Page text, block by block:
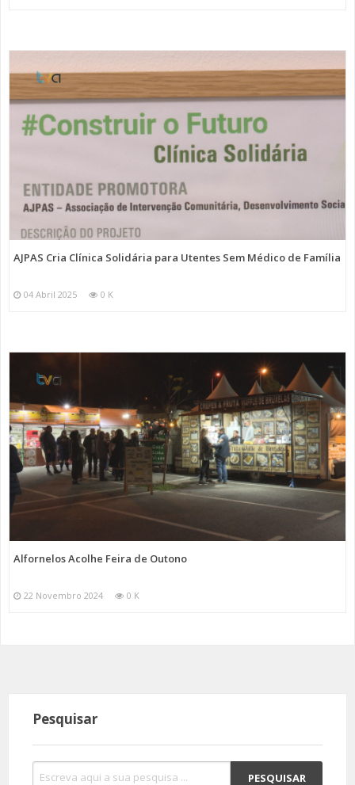
AJPAS Cria Clínica Solidária para Utentes Sem Médico de Família
04 Abril 2025 0 K
Alfornelos Acolhe Feira de Outono
22 Novembro 2024 0 K
Pesquisar